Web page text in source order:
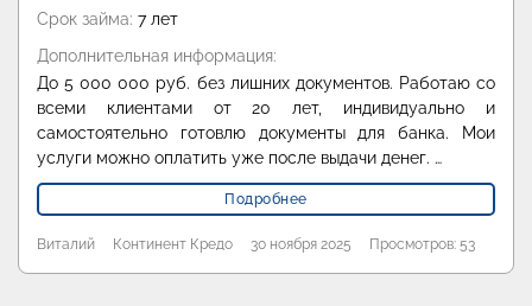
Срок займа: 7 лет
Дополнительная информация:
До 5 000 000 руб. без лишних документов. Работаю со
всеми клиентами от 20 лет, индивидуально и
самостоятельно готовлю документы для банка. Мои
услуги можно оплатить уже после выдачи денег. …
Подробнее
Виталий Континент Кредо 30 ноября 2025 Просмотров: 53